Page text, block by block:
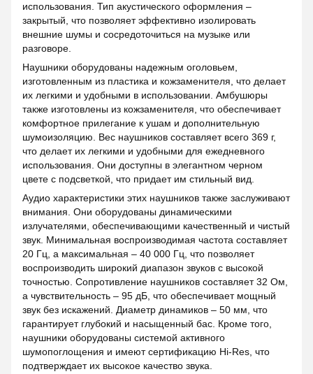
использования. Тип акустического оформления –
закрытый, что позволяет эффективно изолировать
внешние шумы и сосредоточиться на музыке или
разговоре.
Наушники оборудованы надежным оголовьем,
изготовленным из пластика и кожзаменителя, что делает
их легкими и удобными в использовании. Амбушюры
также изготовлены из кожзаменителя, что обеспечивает
комфортное прилегание к ушам и дополнительную
шумоизоляцию. Вес наушников составляет всего 369 г,
что делает их легкими и удобными для ежедневного
использования. Они доступны в элегантном черном
цвете с подсветкой, что придает им стильный вид.
Аудио характеристики этих наушников также заслуживают
внимания. Они оборудованы динамическими
излучателями, обеспечивающими качественный и чистый
звук. Минимальная воспроизводимая частота составляет
20 Гц, а максимальная – 40 000 Гц, что позволяет
воспроизводить широкий диапазон звуков с высокой
точностью. Сопротивление наушников составляет 32 Ом,
а чувствительность – 95 дБ, что обеспечивает мощный
звук без искажений. Диаметр динамиков – 50 мм, что
гарантирует глубокий и насыщенный бас. Кроме того,
наушники оборудованы системой активного
шумопоглощения и имеют сертификацию Hi-Res, что
подтверждает их высокое качество звука.